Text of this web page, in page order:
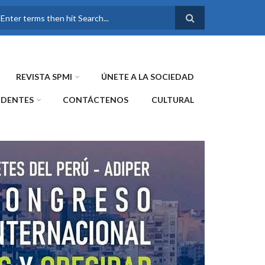
FORMULARIO DE
REVISTA SPMI ÚNETE A LA SOCIEDAD
CONTÁCTENOS CULTURAL